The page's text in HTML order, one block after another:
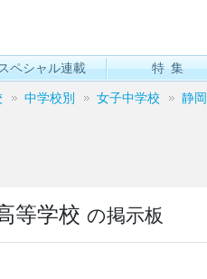
ペシャル連載 特集
中学校別 女子中学校 静
等学校 の掲示板